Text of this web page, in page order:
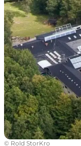
© Rold StorKro